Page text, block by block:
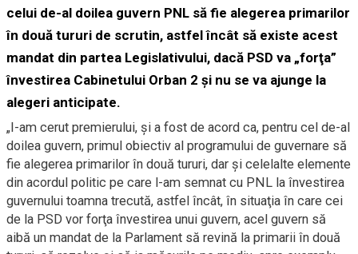
celui de-al doilea guvern PNL să fie alegerea primarilor
în două tururi de scrutin, astfel încât să existe acest
mandat din partea Legislativului, dacă PSD va „forţa”
învestirea Cabinetului Orban 2 şi nu se va ajunge la
alegeri anticipate.
„I-am cerut premierului, şi a fost de acord ca, pentru cel de-al
doilea guvern, primul obiectiv al programului de guvernare să
fie alegerea primarilor în două tururi, dar şi celelalte elemente
din acordul politic pe care l-am semnat cu PNL la învestirea
guvernului toamna trecută, astfel încât, în situaţia în care cei
de la PSD vor forţa învestirea unui guvern, acel guvern să
aibă un mandat de la Parlament să revină la primarii în două